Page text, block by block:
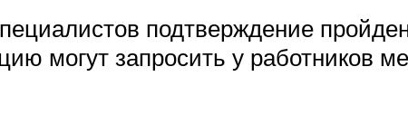
подтверждение
могут запросить у работников